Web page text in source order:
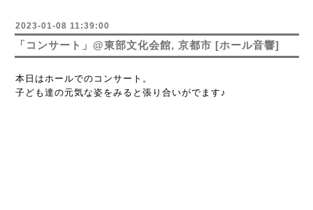
2023-01-08 11:39:00
「コンサート」@東部文化会館, 京都市 [ホール音響]
本日はホールでのコンサート。
子ども達の元気な姿をみると張り合いがでます♪